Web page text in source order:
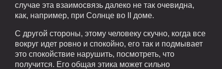
случае эта взаимосвязь далеко не так очевидна,
как, например, при Солнце во II доме.
С другой стороны, этому человеку скучно, когда все
вокруг идет ровно и спокойно, его так и подмывает
это спокойствие нарушить, посмотреть, что
получится. Его общая этика может сильно